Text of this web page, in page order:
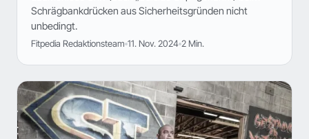
Schrägbankdrücken aus Sicherheitsgründen nicht
unbedingt.
Fitpedia Redaktionsteam 11. Nov. 2024 2 Min.